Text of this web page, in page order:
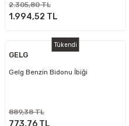
2.305,80 TL
1.994,52 TL
Tükendi
GELG
Gelg Benzin Bidonu İbiği
889,38 TL
773,76 TL